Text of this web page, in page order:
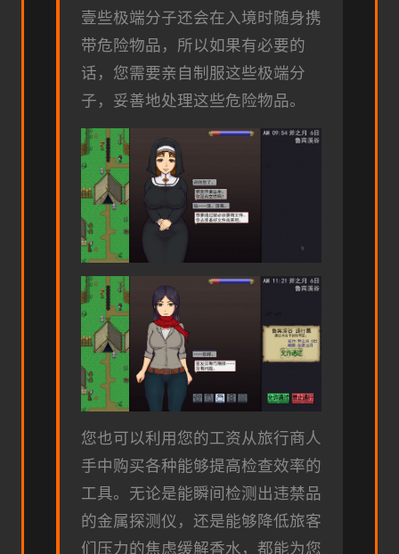
壹些极端分子还会在入境时随身携
带危险物品，所以如果有必要的
话，您需要亲自制服这些极端分
子，妥善地处理这些危险物品。
您也可以利用您的工资从旅行商人
手中购买各种能够提高检查效率的
工具。无论是能瞬间检测出违禁品
的金属探测仪，还是能够降低旅客
们压力的焦虑缓解香水，都能为您